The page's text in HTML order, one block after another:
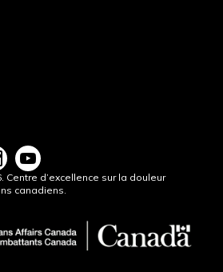
Centre d’excellence sur la douleur
canadiens.
